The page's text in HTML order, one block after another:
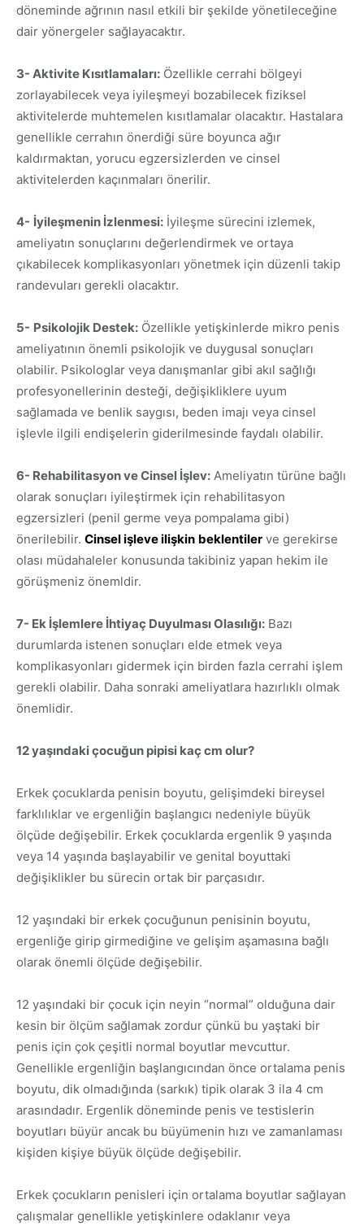
döneminde ağrının nasıl etkili bir şekilde yönetileceğine
dair yönergeler sağlayacaktır.
3- Aktivite Kısıtlamaları: Özellikle cerrahi bölgeyi
zorlayabilecek veya iyileşmeyi bozabilecek fiziksel
aktivitelerde muhtemelen kısıtlamalar olacaktır. Hastalara
genellikle cerrahın önerdiği süre boyunca ağır
kaldırmaktan, yorucu egzersizlerden ve cinsel
aktivitelerden kaçınmaları önerilir.
4- İyileşmenin İzlenmesi: İyileşme sürecini izlemek,
ameliyatın sonuçlarını değerlendirmek ve ortaya
çıkabilecek komplikasyonları yönetmek için düzenli takip
randevuları gerekli olacaktır.
5- Psikolojik Destek: Özellikle yetişkinlerde mikro penis
ameliyatının önemli psikolojik ve duygusal sonuçları
olabilir. Psikologlar veya danışmanlar gibi akıl sağlığı
profesyonellerinin desteği, değişikliklere uyum
sağlamada ve benlik saygısı, beden imajı veya cinsel
işlevle ilgili endişelerin giderilmesinde faydalı olabilir.
6- Rehabilitasyon ve Cinsel İşlev: Ameliyatın türüne bağlı
olarak sonuçları iyileştirmek için rehabilitasyon
egzersizleri (penil germe veya pompalama gibi)
önerilebilir. Cinsel işleve ilişkin beklentiler ve gerekirse
olası müdahaleler konusunda takibiniz yapan hekim ile
görüşmeniz önemldir.
7- Ek İşlemlere İhtiyaç Duyulması Olasılığı: Bazı
durumlarda istenen sonuçları elde etmek veya
komplikasyonları gidermek için birden fazla cerrahi işlem
gerekli olabilir. Daha sonraki ameliyatlara hazırlıklı olmak
önemlidir.
12 yaşındaki çocuğun pipisi kaç cm olur?
Erkek çocuklarda penisin boyutu, gelişimdeki bireysel
farklılıklar ve ergenliğin başlangıcı nedeniyle büyük
ölçüde değişebilir. Erkek çocuklarda ergenlik 9 yaşında
veya 14 yaşında başlayabilir ve genital boyuttaki
değişiklikler bu sürecin ortak bir parçasıdır.
12 yaşındaki bir erkek çocuğunun penisinin boyutu,
ergenliğe girip girmediğine ve gelişim aşamasına bağlı
olarak önemli ölçüde değişebilir.
12 yaşındaki bir çocuk için neyin “normal” olduğuna dair
kesin bir ölçüm sağlamak zordur çünkü bu yaştaki bir
penis için çok çeşitli normal boyutlar mevcuttur.
Genellikle ergenliğin başlangıcından önce ortalama penis
boyutu, dik olmadığında (sarkık) tipik olarak 3 ila 4 cm
arasındadır. Ergenlik döneminde penis ve testislerin
boyutları büyür ancak bu büyümenin hızı ve zamanlaması
kişiden kişiye büyük ölçüde değişebilir.
Erkek çocukların penisleri için ortalama boyutlar sağlayan
çalışmalar genellikle yetişkinlere odaklanır veya